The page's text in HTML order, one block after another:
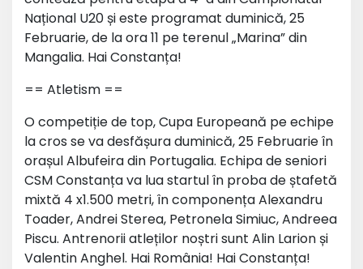
Național U20 și este programat duminică, 25
Februarie, de la ora 11 pe terenul „Marina” din
Mangalia. Hai Constanța!
== Atletism ==
O competiție de top, Cupa Europeană pe echipe
la cros se va desfășura duminică, 25 Februarie în
orașul Albufeira din Portugalia. Echipa de seniori
CSM Constanța va lua startul în proba de ștafetă
mixtă 4 x1.500 metri, în componența Alexandru
Toader, Andrei Sterea, Petronela Simiuc, Andreea
Piscu. Antrenorii atleților noștri sunt Alin Larion și
Valentin Anghel. Hai România! Hai Constanța!